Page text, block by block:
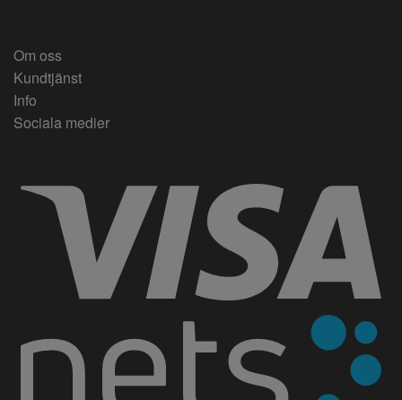
Om oss
Kundtjänst
Info
Sociala medier